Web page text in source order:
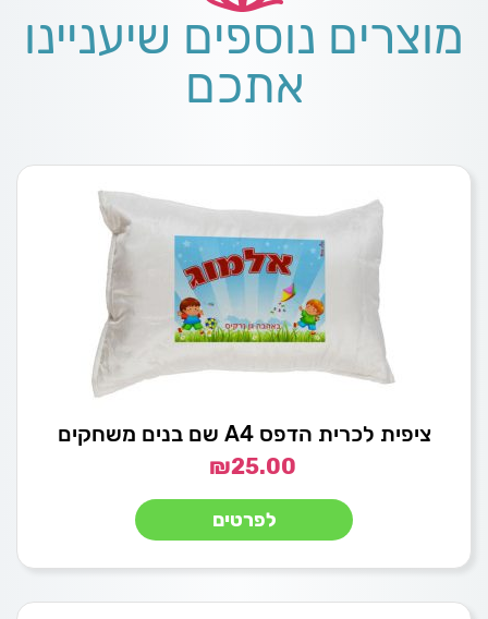
מוצרים נוספים שיעניינו
אתכם
ציפית לכרית הדפס A4 שם בנים משחקים
₪25.00
לפרטים